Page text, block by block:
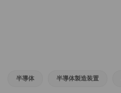
半導体 半導体製造装置